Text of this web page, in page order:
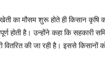
का मौसम शुरू होते ही किसान
होती है। उन्होंने कहा कि सहकारी
की जा रही है। इससे किसानों